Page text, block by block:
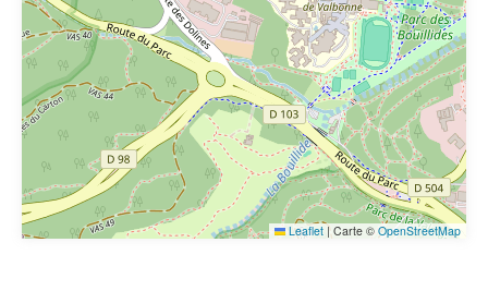
Leaflet |Carte © OpenStreetMap